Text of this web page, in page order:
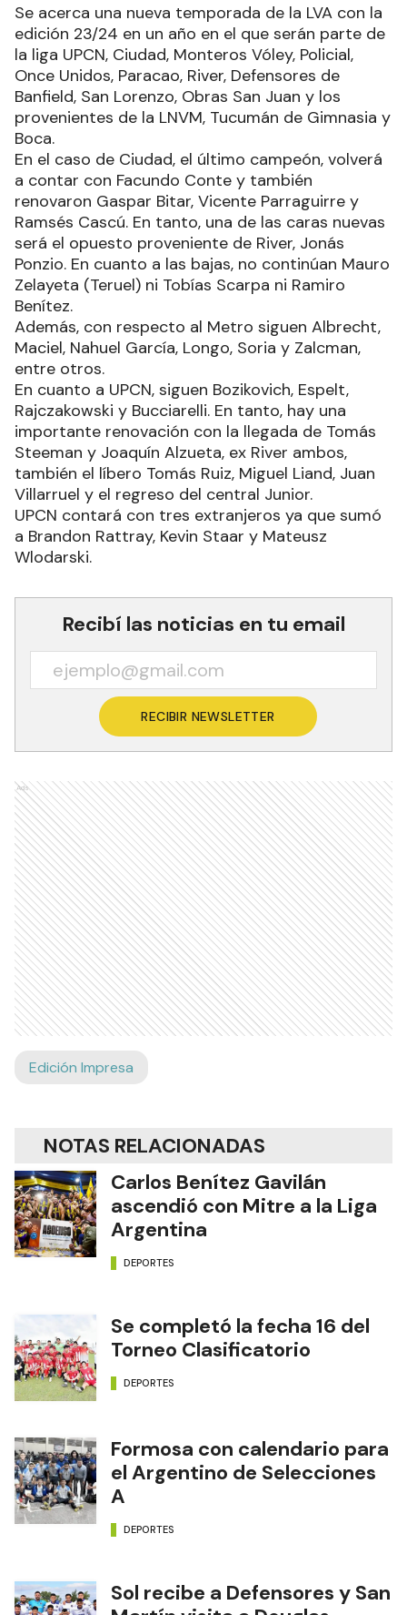
Se acerca una nueva temporada de la LVA con la
edición 23/24 en un año en el que serán parte de
la liga UPCN, Ciudad, Monteros Vóley, Policial,
Once Unidos, Paracao, River, Defensores de
Banfield, San Lorenzo, Obras San Juan y los
provenientes de la LNVM, Tucumán de Gimnasia y
Boca.
En el caso de Ciudad, el último campeón, volverá
a contar con Facundo Conte y también
renovaron Gaspar Bitar, Vicente Parraguirre y
Ramsés Cascú. En tanto, una de las caras nuevas
será el opuesto proveniente de River, Jonás
Ponzio. En cuanto a las bajas, no continúan Mauro
Zelayeta (Teruel) ni Tobías Scarpa ni Ramiro
Benítez.
Además, con respecto al Metro siguen Albrecht,
Maciel, Nahuel García, Longo, Soria y Zalcman,
entre otros.
En cuanto a UPCN, siguen Bozikovich, Espelt,
Rajczakowski y Bucciarelli. En tanto, hay una
importante renovación con la llegada de Tomás
Steeman y Joaquín Alzueta, ex River ambos,
también el líbero Tomás Ruiz, Miguel Liand, Juan
Villarruel y el regreso del central Junior.
UPCN contará con tres extranjeros ya que sumó
a Brandon Rattray, Kevin Staar y Mateusz
Wlodarski.
Recibí las noticias en tu email
RECIBIR NEWSLETTER
Ads
Edición Impresa
NOTAS RELACIONADAS
Carlos Benítez Gavilán
ascendió con Mitre a la Liga
Argentina
DEPORTES
Se completó la fecha 16 del
Torneo Clasificatorio
DEPORTES
Formosa con calendario para
el Argentino de Selecciones
A
DEPORTES
Sol recibe a Defensores y San